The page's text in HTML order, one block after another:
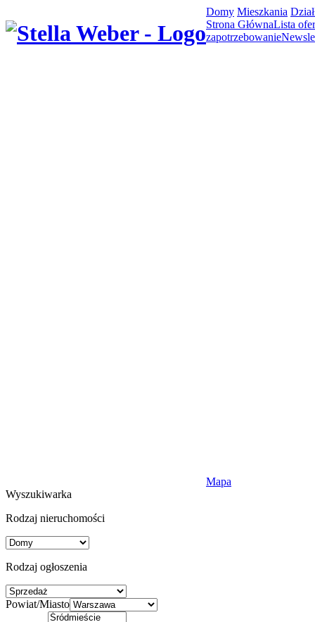
Domy Mieszkania
Strona GłównaLista
zapotrzebowanie
Mapa
Wyszukiwarka
Rodzaj nieruchomości
Rodzaj ogłoszenia
Powiat/Miasto